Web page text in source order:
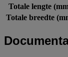
Totale lengte
Totale breedte